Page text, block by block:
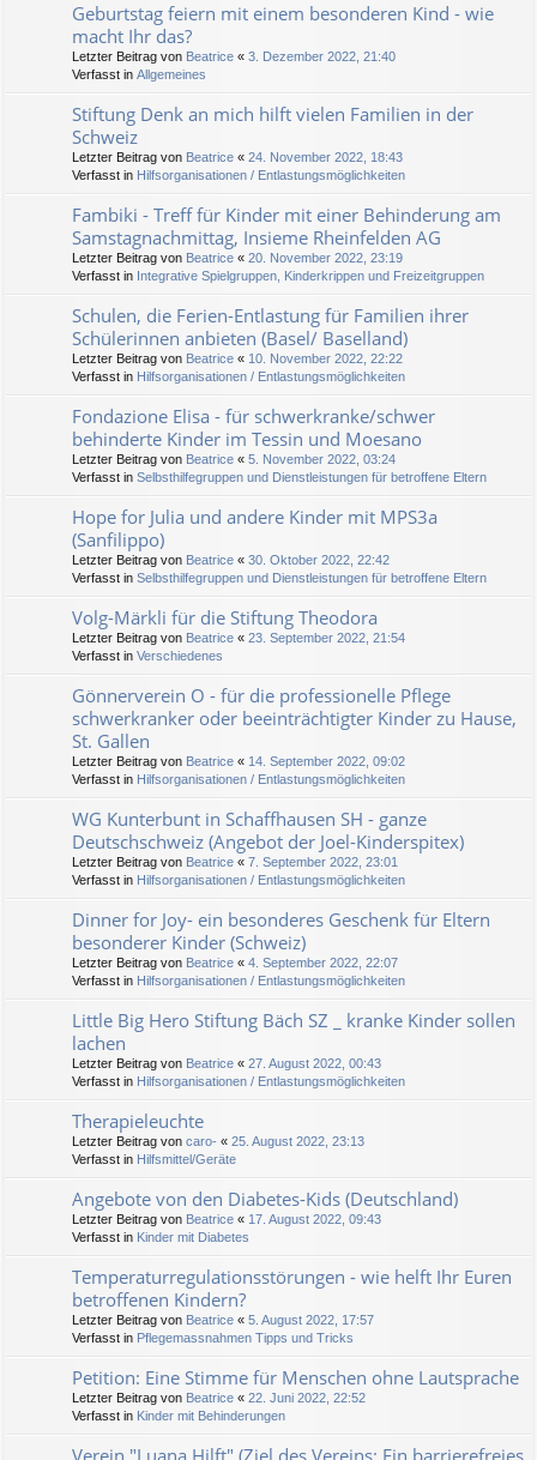
Geburtstag feiern mit einem besonderen Kind - wie
macht Ihr das?
Letzter Beitrag von Beatrice « 3. Dezember 2022, 21:40
Verfasst in Allgemeines
Stiftung Denk an mich hilft vielen Familien in der
Schweiz
Letzter Beitrag von Beatrice « 24. November 2022, 18:43
Verfasst in Hilfsorganisationen / Entlastungsmöglichkeiten
Fambiki - Treff für Kinder mit einer Behinderung am
Samstagnachmittag, Insieme Rheinfelden AG
Letzter Beitrag von Beatrice « 20. November 2022, 23:19
Verfasst in Integrative Spielgruppen, Kinderkrippen und Freizeitgruppen
Schulen, die Ferien-Entlastung für Familien ihrer
Schülerinnen anbieten (Basel/ Baselland)
Letzter Beitrag von Beatrice « 10. November 2022, 22:22
Verfasst in Hilfsorganisationen / Entlastungsmöglichkeiten
Fondazione Elisa - für schwerkranke/schwer
behinderte Kinder im Tessin und Moesano
Letzter Beitrag von Beatrice « 5. November 2022, 03:24
Verfasst in Selbsthilfegruppen und Dienstleistungen für betroffene Eltern
Hope for Julia und andere Kinder mit MPS3a
(Sanfilippo)
Letzter Beitrag von Beatrice « 30. Oktober 2022, 22:42
Verfasst in Selbsthilfegruppen und Dienstleistungen für betroffene Eltern
Volg-Märkli für die Stiftung Theodora
Letzter Beitrag von Beatrice « 23. September 2022, 21:54
Verfasst in Verschiedenes
Gönnerverein O - für die professionelle Pflege
schwerkranker oder beeinträchtigter Kinder zu Hause,
St. Gallen
Letzter Beitrag von Beatrice « 14. September 2022, 09:02
Verfasst in Hilfsorganisationen / Entlastungsmöglichkeiten
WG Kunterbunt in Schaffhausen SH - ganze
Deutschschweiz (Angebot der Joel-Kinderspitex)
Letzter Beitrag von Beatrice « 7. September 2022, 23:01
Verfasst in Hilfsorganisationen / Entlastungsmöglichkeiten
Dinner for Joy- ein besonderes Geschenk für Eltern
besonderer Kinder (Schweiz)
Letzter Beitrag von Beatrice « 4. September 2022, 22:07
Verfasst in Hilfsorganisationen / Entlastungsmöglichkeiten
Little Big Hero Stiftung Bäch SZ _ kranke Kinder sollen
lachen
Letzter Beitrag von Beatrice « 27. August 2022, 00:43
Verfasst in Hilfsorganisationen / Entlastungsmöglichkeiten
Therapieleuchte
Letzter Beitrag von caro- « 25. August 2022, 23:13
Verfasst in Hilfsmittel/Geräte
Angebote von den Diabetes-Kids (Deutschland)
Letzter Beitrag von Beatrice « 17. August 2022, 09:43
Verfasst in Kinder mit Diabetes
Temperaturregulationsstörungen - wie helft Ihr Euren
betroffenen Kindern?
Letzter Beitrag von Beatrice « 5. August 2022, 17:57
Verfasst in Pflegemassnahmen Tipps und Tricks
Petition: Eine Stimme für Menschen ohne Lautsprache
Letzter Beitrag von Beatrice « 22. Juni 2022, 22:52
Verfasst in Kinder mit Behinderungen